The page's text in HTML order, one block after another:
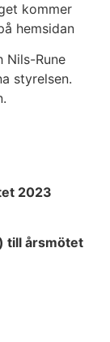
kommer
hemsidan
Nils-Rune
styrelsen.
2023
till årsmötet